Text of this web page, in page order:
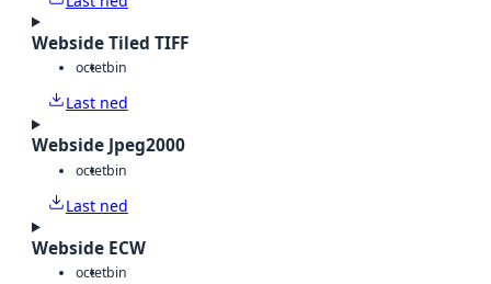
Webside Tiled TIFF
octetbin
Last ned
Webside Jpeg2000
octetbin
Last ned
Webside ECW
octetbin